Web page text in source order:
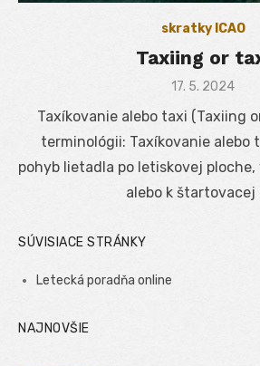
skratky ICAO
Taxiing or
Posted
17. 5. 2024
Taxíkovanie alebo taxi (Taxiing
terminológii: Taxíkovanie alebo
pohyb lietadla po letiskovej
alebo k štartovacej
SÚVISIACE STRÁNKY
Letecká poradňa online
NAJNOVŠIE